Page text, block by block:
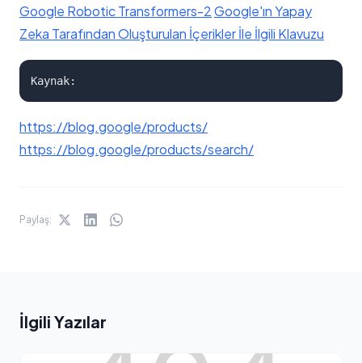
Google Robotic Transformers-2Google'ın Yapay
Zeka Tarafından Oluşturulan İçerikler İle İlgili Klavuzu
Kaynak:
https://blog.google/products/
https://blog.google/products/search/
Paylaş:
İlgili Yazılar